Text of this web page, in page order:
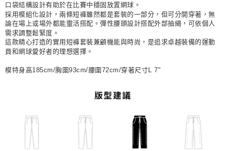
口袋結構設計有助於在比賽中穩固放置網球。
採用模組化設計，兩條短褲雖然都是套裝的一部分，但可分開穿著，無
論在場上或場外都能靈活搭配。彈性腰頭設計搭配外部抽繩，可依個人
需求調整鬆緊度。
這款精心打造的實用短褲套裝兼顧機能與時尚，是追求卓越裝備的運動
員和網球愛好者的理想選擇。
模特身高185cm/胸圍93cm/腰圍72cm/穿著尺寸L 7"